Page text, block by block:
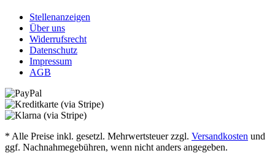
Stellenanzeigen
Über uns
Widerrufsrecht
Datenschutz
Impressum
AGB
* Alle Preise inkl. gesetzl. Mehrwertsteuer zzgl. Versandkosten und
ggf. Nachnahmegebühren, wenn nicht anders angegeben.